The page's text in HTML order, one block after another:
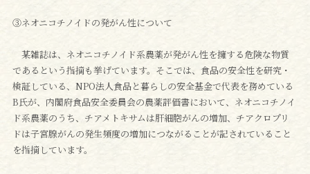
③ネオニコチノイドの発がん性について
某雑誌は、ネオニコチノイド系農薬が発がん性を擁する危険な物質
であるという指摘も挙げています。そこでは、食品の安全性を研究・
検証している、NPO法人食品と暮らしの安全基金で代表を務めている
B氏が、内閣府食品安全委員会の農薬評価書において、ネオニコチノイ
ド系農薬のうち、チアメトキサムは肝細胞がんの増加、チアクロプリ
ドは子宮腺がんの発生頻度の増加につながることが記されていること
を指摘しています。